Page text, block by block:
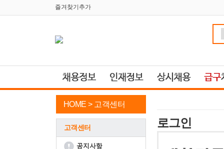
즐겨찾기추가
HOME > 고객센터
고객센터 로그인